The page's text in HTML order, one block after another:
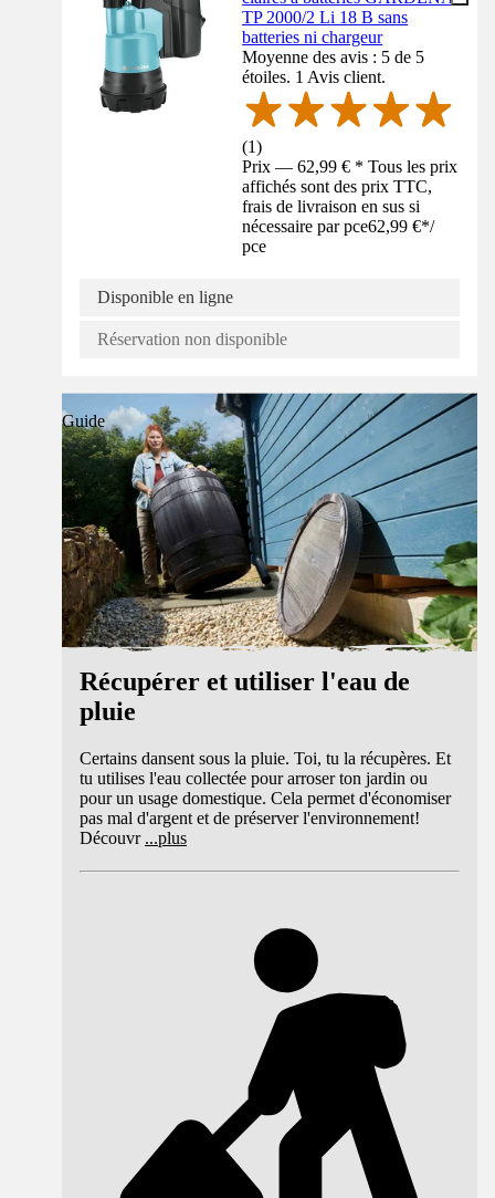
TP 2000/2 Li 18 B sans
batteries ni chargeur
Moyenne des avis : 5 de 5
étoiles. 1 Avis client.
(1)
Prix — 62,99 € * Tous les prix
affichés sont des prix TTC,
frais de livraison en sus si
nécessaire par pce62,99 €*/
pce
Disponible en ligne
Réservation non disponible
Guide
Récupérer et utiliser l'eau de
pluie
Certains dansent sous la pluie. Toi, tu la récupères. Et
tu utilises l'eau collectée pour arroser ton jardin ou
pour un usage domestique. Cela permet d'économiser
pas mal d'argent et de préserver l'environnement!
Découvr ...plus